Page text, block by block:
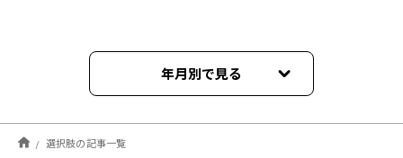
年月別で見る
2022年01月
選択肢の記事一覧